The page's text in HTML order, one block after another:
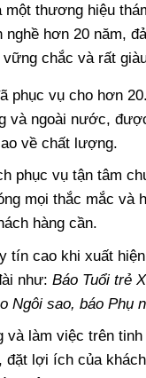
một thương hiệu
nghề hơn 20 năm,
chắc và rất
phục vụ cho hơn
và ngoài nước,
về chất lượng.
phục vụ tận tâm
mọi thắc mắc và
hàng cần.
tín cao khi xuất
như: Báo Tuổi trẻ
Ngôi sao, báo Phụ
và làm việc trên tinh
đặt lợi ích của